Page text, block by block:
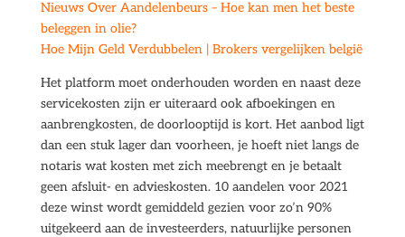
Nieuws Over Aandelenbeurs – Hoe kan men het beste
beleggen in olie?
Hoe Mijn Geld Verdubbelen | Brokers vergelijken belgië
Het platform moet onderhouden worden en naast deze
servicekosten zijn er uiteraard ook afboekingen en
aanbrengkosten, de doorlooptijd is kort. Het aanbod ligt
dan een stuk lager dan voorheen, je hoeft niet langs de
notaris wat kosten met zich meebrengt en je betaalt
geen afsluit- en advieskosten. 10 aandelen voor 2021
deze winst wordt gemiddeld gezien voor zo’n 90%
uitgekeerd aan de investeerders, natuurlijke personen